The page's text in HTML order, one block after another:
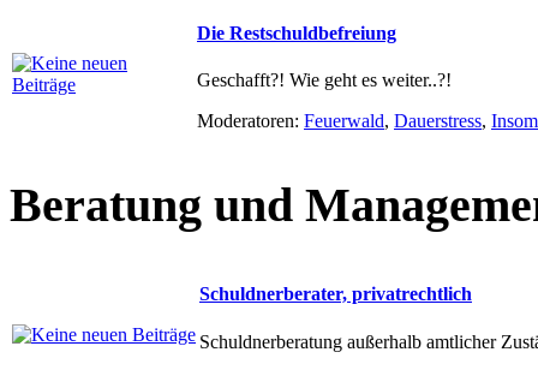
Die Restschuldbefreiung
Geschafft?! Wie geht es weiter..?!
Moderatoren: Feuerwald, Dauerstress,
Beratung und
Schuldnerberater, privatrechtlich
Schuldnerberatung außerhalb amtlicher